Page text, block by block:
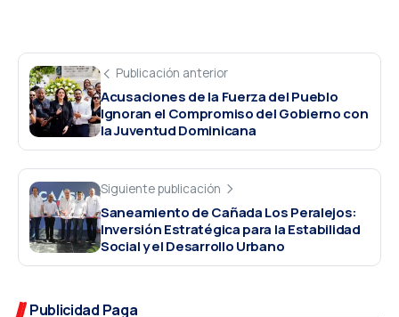
Publicación anterior
Acusaciones de la Fuerza del Pueblo
Ignoran el Compromiso del Gobierno con
la Juventud Dominicana
Siguiente publicación
Saneamiento de Cañada Los Peralejos:
Inversión Estratégica para la Estabilidad
Social y el Desarrollo Urbano
Publicidad Paga